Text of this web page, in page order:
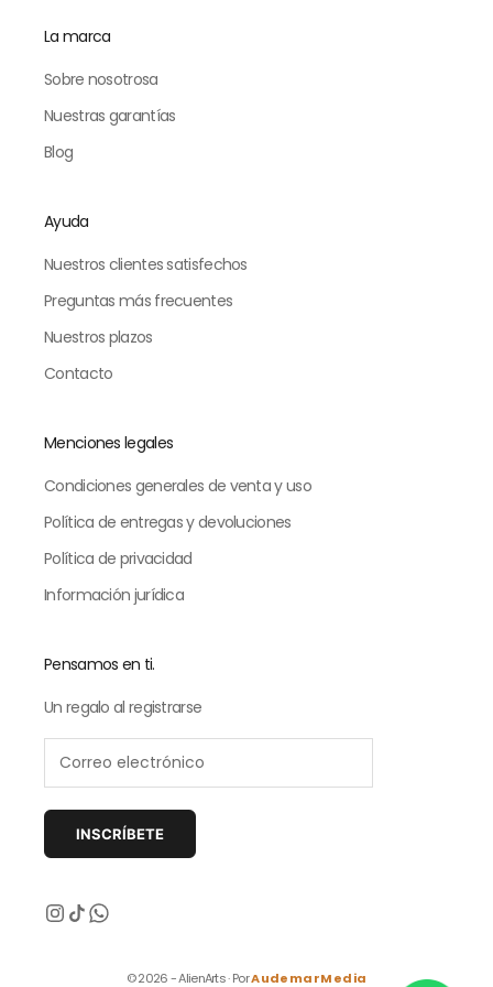
La marca
Sobre nosotrosa
Nuestras garantías
Blog
Ayuda
Nuestros clientes satisfechos
Preguntas más frecuentes
Nuestros plazos
Contacto
Menciones legales
Condiciones generales de venta y uso
Política de entregas y devoluciones
Política de privacidad
Información jurídica
Pensamos en ti.
Un regalo al registrarse
INSCRÍBETE
© 2026 - AlienArts · PorAudemarMedia